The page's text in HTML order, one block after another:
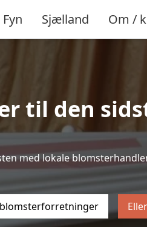
Fyn Sjælland Om /
til den
med lokale